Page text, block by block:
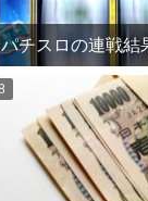
パチスロの連戦結